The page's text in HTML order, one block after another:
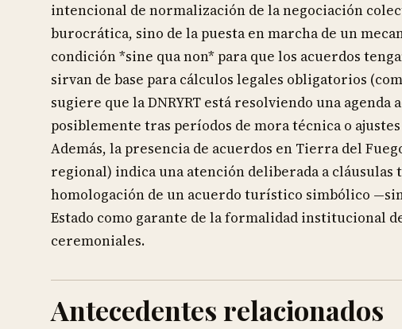
intencional de normalización de la negociación
burocrática, sino de la puesta en marcha de un
condición *sine qua non* para que los acuerdos
sirvan de base para cálculos legales obligatorios
sugiere que la DNRYRT está resolviendo una
posiblemente tras períodos de mora técnica o
Además, la presencia de acuerdos en Tierra del
regional) indica una atención deliberada a
homologación de un acuerdo turístico simbólico
Estado como garante de la formalidad institucional
ceremoniales.
Antecedentes relacionados